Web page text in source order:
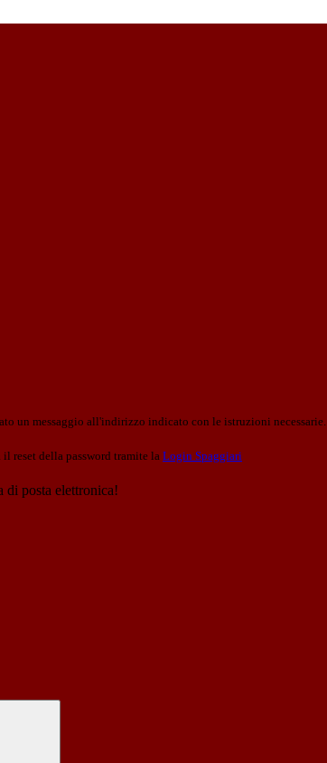
un messaggio all'indirizzo indicato con le istruzioni necessarie.
reset della password tramite la Login Spaggiari
di posta elettronica!